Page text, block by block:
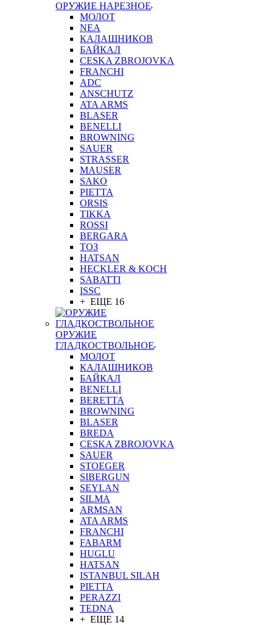
ОРУЖИЕ НАРЕЗНОЕ
МОЛОТ
NEA
КАЛАШНИКОВ
БАЙКАЛ
CESKA ZBROJOVKA
FRANCHI
ADC
ANSCHUTZ
ATA ARMS
BLASER
BENELLI
BROWNING
SAUER
STRASSER
MAUSER
SAKO
PIETTA
ORSIS
TIKKA
ROSSI
BERGARA
ТОЗ
HATSAN
HECKLER & KOCH
SABATTI
ISSC
+ ЕЩЕ 16
ОРУЖИЕ
ГЛАДКОСТВОЛЬНОЕ
МОЛОТ
КАЛАШНИКОВ
БАЙКАЛ
BENELLI
BERETTA
BROWNING
BLASER
BREDA
CESKA ZBROJOVKA
SAUER
STOEGER
SIBERGUN
SEYLAN
SILMA
ARMSAN
ATA ARMS
FRANCHI
FABARM
HUGLU
HATSAN
ISTANBUL SILAH
PIETTA
PERAZZI
TEDNA
+ ЕЩЕ 14